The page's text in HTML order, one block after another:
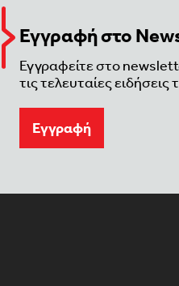
Εγγραφή στο
Εγγραφείτε στο
τις τελευταίες
Eγγραφή